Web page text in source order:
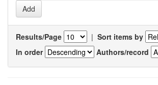
Results/Page | Sort items by
In order
Authors/record